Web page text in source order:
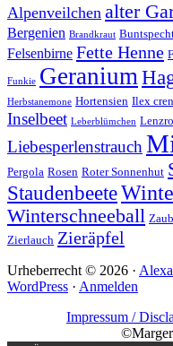
Alpenveilchen alter
Bergenien Brandkraut
Felsenbirne Fette Henne
Funkie Geranium
Herbstanemone Hortensien Ilex
Inselbeet Leberblümchen
Liebesperlenstrauch
Pergola Rosen Roter Sonnenhut
Staudenbeete
Winterschneeball
Zierlauch Zieräpfel
Urheberrecht © 2026 ·
WordPress · Anmelden
Impressum /